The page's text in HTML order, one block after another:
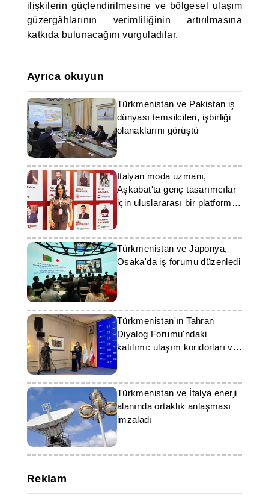
ilişkilerin güçlendirilmesine ve bölgesel ulaşım
güzergâhlarının verimliliğinin artırılmasına
katkıda bulunacağını vurguladılar.
Ayrıca okuyun
Türkmenistan ve Pakistan iş
dünyası temsilcileri, işbirliği
olanaklarını görüştü
İtalyan moda uzmanı,
Aşkabat'ta genç tasarımcılar
için uluslararası bir platform
Türkmenistan ve Japonya,
Osaka'da iş forumu düzenledi
Türkmenistan'ın Tahran
Diyalog Forumu'ndaki
katılımı: ulaşım koridorları ve
enerji işbirliği
Türkmenistan ve İtalya enerji
alanında ortaklık anlaşması
imzaladı
Reklam